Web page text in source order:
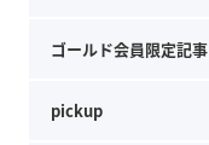
ゴールド会員限定記事
pickup